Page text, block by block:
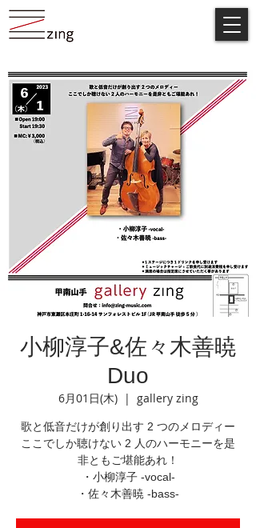
小柳淳子&佐々木善暁
Duo
6月01日(木)
  |
gallery zing
歌と低音だけが創り出す 2 つのメロディー
ここでしか聴けない 2 人のハーモニーを是
非ともご堪能あれ！
・小柳淳子 -vocal-
・佐々木善暁 -bass-